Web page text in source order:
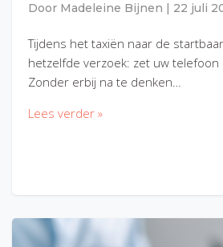
Door Madeleine Bijnen 22 juli
Tijdens het taxiën naar de
hetzelfde verzoek: zet uw telefoon
Zonder erbij na te denken…
Lees verder »